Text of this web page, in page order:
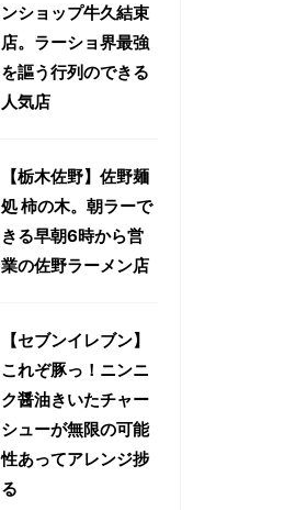
ンショップ牛久結束
店。ラーショ界最強
を謳う行列のできる
人気店
【栃木佐野】佐野麺
処 柿の木。朝ラーで
きる早朝6時から営
業の佐野ラーメン店
【セブンイレブン】
これぞ豚っ！ニンニ
ク醤油きいたチャー
シューが無限の可能
性あってアレンジ捗
る